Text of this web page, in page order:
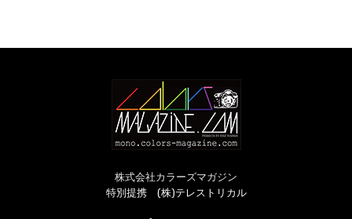
株式会社カラーズマガジン
特別提携 (株)テレストリカル